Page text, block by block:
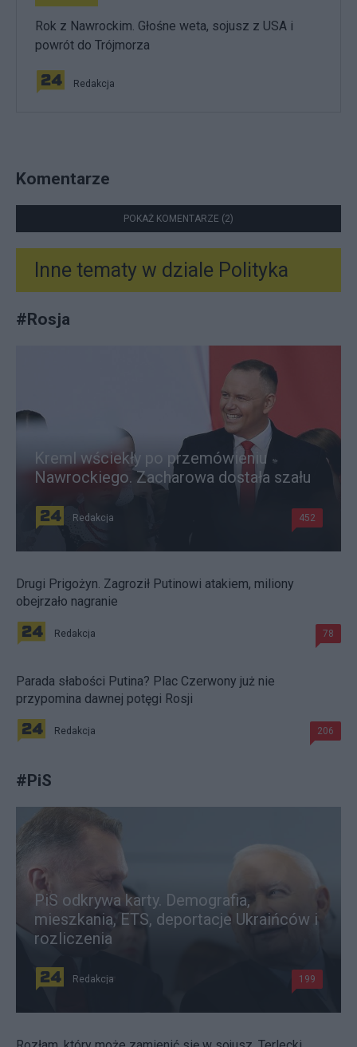
Rok z Nawrockim. Głośne weta, sojusz z USA i
powrót do Trójmorza
Redakcja
Komentarze
POKAŻ KOMENTARZE (2)
Inne tematy w dziale Polityka
#Rosja
Kreml wściekły po przemówieniu
Nawrockiego. Zacharowa dostała szału
Redakcja 452
Drugi Prigożyn. Zagroził Putinowi atakiem, miliony
obejrzało nagranie
Redakcja 78
Parada słabości Putina? Plac Czerwony już nie
przypomina dawnej potęgi Rosji
Redakcja 206
#PiS
PiS odkrywa karty. Demografia,
mieszkania, ETS, deportacje Ukraińców i
rozliczenia
Redakcja 199